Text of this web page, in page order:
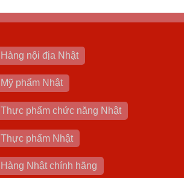
Hàng nội địa Nhật
Mỹ phẩm Nhật
Thực phẩm chức năng Nhật
Thực phẩm Nhật
Hàng Nhật chính hãng